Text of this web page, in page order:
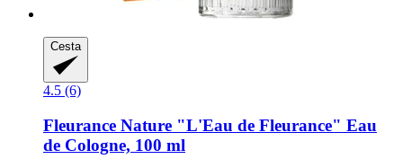
Cesta
4.5 (6)
Fleurance Nature "L'Eau de Fleurance" Eau
de Cologne, 100 ml